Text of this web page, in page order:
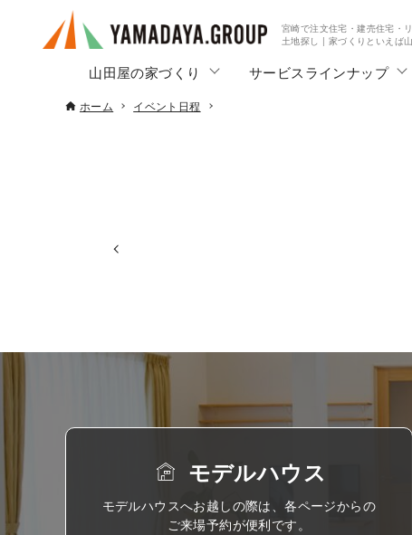
宮崎で注文住宅・建売住宅・
土地探し | 家づくりといえば
山田屋の家づくり サービスラインナップ
ホーム イベント日程
モデルハウス
モデルハウスへお越しの際は、各ページからの
ご来場予約が便利です。